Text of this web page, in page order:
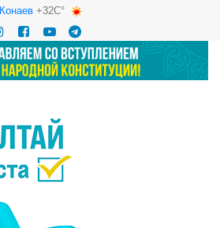
Конаев+32C°